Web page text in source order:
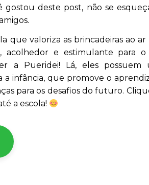
gostou deste post, não se
que valoriza as brincadeiras ao ar
acolhedor e estimulante para o
a Pueridei! Lá, eles possuem
infância, que promove o
para os desafios do futuro.
a escola!